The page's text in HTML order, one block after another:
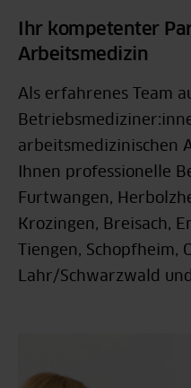
Betriebliches
Ihr kompetenter
Arbeitsmedizin
Als erfahrenes Team
arbeitsmedizinischen
Ihnen professionelle
Furtwangen,
Krozingen, Breisach,
Tiengen, Schopfheim,
Lahr/Schwarzwald